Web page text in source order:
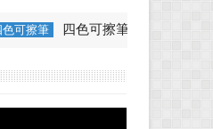
-百通電纜 350ML 折疊矽膠咖